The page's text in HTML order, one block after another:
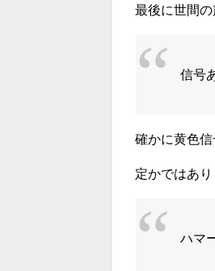
最後に世間の
信号
確かに黄色
定かではあ
ハマ